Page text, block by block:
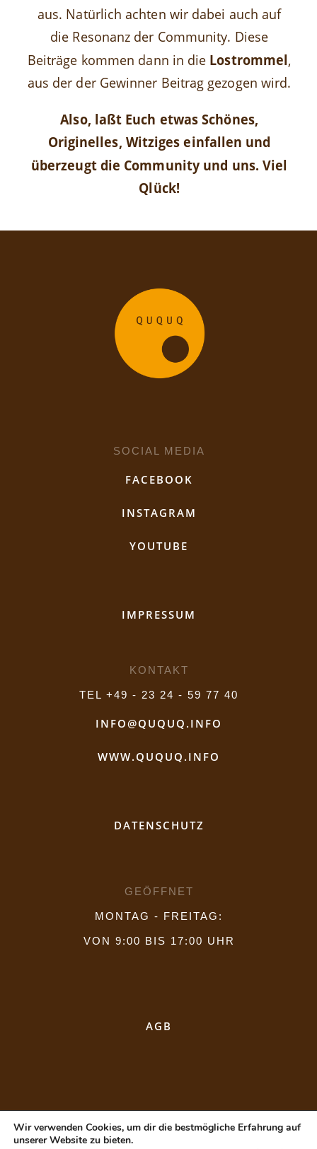
aus. Natürlich achten wir dabei auch auf
die Resonanz der Community. Diese
Beiträge kommen dann in die Lostrommel,
aus der der Gewinner Beitrag gezogen wird.
Also, laßt Euch etwas Schönes,
Originelles, Witziges einfallen und
überzeugt die Community und uns. Viel
Qlück!
SOCIAL MEDIA
FACEBOOK
INSTAGRAM
YOUTUBE
IMPRESSUM
KONTAKT
TEL +49 - 23 24 - 59 77 40
INFO@QUQUQ.INFO
WWW.QUQUQ.INFO
DATENSCHUTZ
GEÖFFNET
MONTAG - FREITAG:
VON 9:00 BIS 17:00 UHR
AGB
Wir verwenden Cookies, um dir die bestmögliche Erfahrung auf
unserer Website zu bieten.